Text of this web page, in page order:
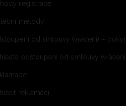
registrace
metody
od smlouvy (vrácení) –
odstoupení od smlouvy
reklamaci